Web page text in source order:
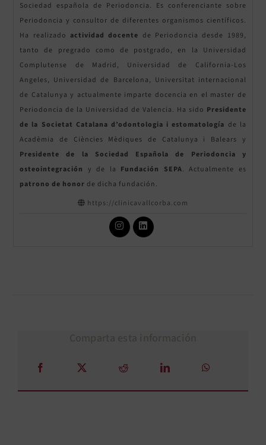
Sociedad española de Periodoncia. Es conferenciante sobre
Periodoncia y consultor de diferentes organismos científicos.
Ha realizado actividad docente de Periodoncia desde 1989,
tanto de pregrado como de postgrado, en la Universidad
Complutense de Madrid, Universidad de California-Los
Angeles, Universidad de Barcelona, Universitat internacional
de Catalunya y actualmente imparte docencia en el master de
Periodoncia de la Universidad de Valencia. Ha sido Presidente
de la Societat Catalana d’odontologia i estomatología de la
Acadèmia de Ciències Mèdiques de Catalunya i Balears y
Presidente de la Sociedad Española de Periodoncia y
osteointegración y de la Fundación SEPA. Actualmente es
patrono de honor de dicha fundación.
https://clinicavallcorba.com